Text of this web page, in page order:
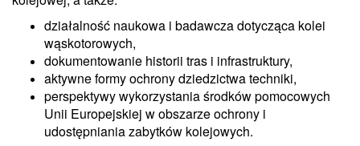
działalność naukowa i badawcza dotycząca kolei
wąskotorowych,
dokumentowanie historii tras i infrastruktury,
aktywne formy ochrony dziedzictwa techniki,
perspektywy wykorzystania środków pomocowych
Unii Europejskiej w obszarze ochrony i
udostępniania zabytków kolejowych.